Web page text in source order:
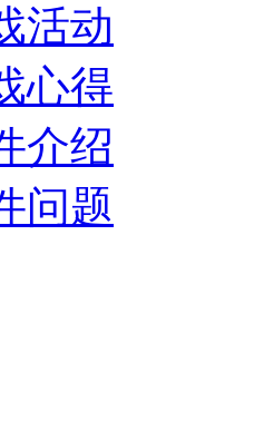
活动
心得
介绍
问题